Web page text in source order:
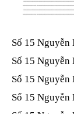
Số 15
Số 15
Số 15
Số 15